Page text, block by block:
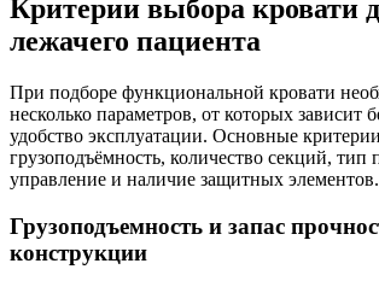
Критерии выбора кровати
лежачего пациента
При подборе функциональной кровати
несколько параметров, от которых зависит
удобство эксплуатации. Основные
грузоподъёмность, количество секций, тип
управление и наличие защитных элементов.
Грузоподъемность и запас
конструкции